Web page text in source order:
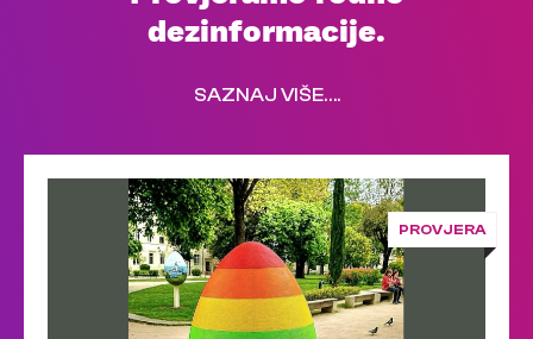
dezinformacije.
SAZNAJ VIŠE….
PROVJERA